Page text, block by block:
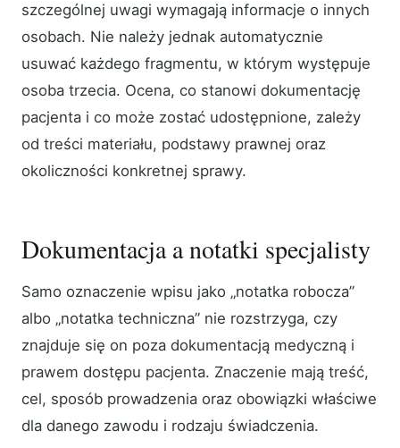
szczególnej uwagi wymagają informacje o innych
osobach. Nie należy jednak automatycznie
usuwać każdego fragmentu, w którym występuje
osoba trzecia. Ocena, co stanowi dokumentację
pacjenta i co może zostać udostępnione, zależy
od treści materiału, podstawy prawnej oraz
okoliczności konkretnej sprawy.
Dokumentacja a notatki specjalisty
Samo oznaczenie wpisu jako „notatka robocza”
albo „notatka techniczna” nie rozstrzyga, czy
znajduje się on poza dokumentacją medyczną i
prawem dostępu pacjenta. Znaczenie mają treść,
cel, sposób prowadzenia oraz obowiązki właściwe
dla danego zawodu i rodzaju świadczenia.